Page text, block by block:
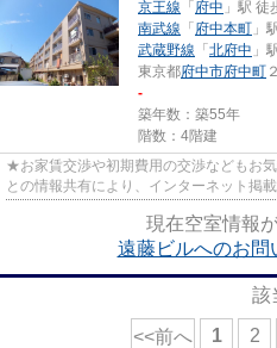
京王線 「 府中 」駅 徒
南武線 「 府中本町 」
武蔵野線 「 北府中 」
東京都府中市府中町
-
築年数：築55年
階数：4階建
★お家賃交渉や初期費用の交渉などもお
との情報共有により、インターネット掲
現在空室情報
遠藤ビルへのお問
該
<<前へ 1 2